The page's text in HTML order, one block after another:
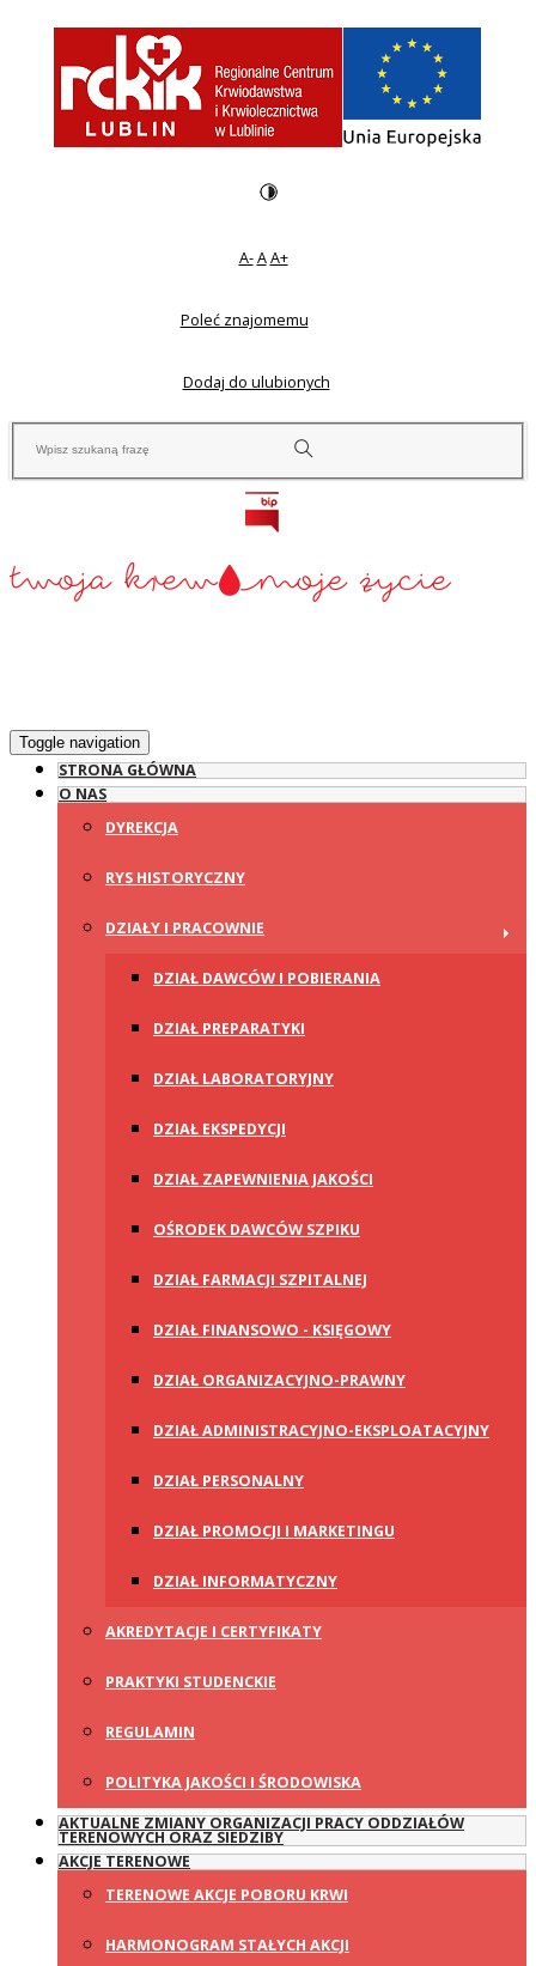
A- A A+
Poleć znajomemu
Dodaj do ulubionych
Toggle navigation
STRONA GŁÓWNA
O NAS
DYREKCJA
RYS HISTORYCZNY
DZIAŁY I PRACOWNIE
DZIAŁ DAWCÓW I POBIERANIA
DZIAŁ PREPARATYKI
DZIAŁ LABORATORYJNY
DZIAŁ EKSPEDYCJI
DZIAŁ ZAPEWNIENIA JAKOŚCI
OŚRODEK DAWCÓW SZPIKU
DZIAŁ FARMACJI SZPITALNEJ
DZIAŁ FINANSOWO - KSIĘGOWY
DZIAŁ ORGANIZACYJNO-PRAWNY
DZIAŁ ADMINISTRACYJNO-EKSPLOATACYJNY
DZIAŁ PERSONALNY
DZIAŁ PROMOCJI I MARKETINGU
DZIAŁ INFORMATYCZNY
AKREDYTACJE I CERTYFIKATY
PRAKTYKI STUDENCKIE
REGULAMIN
POLITYKA JAKOŚCI I ŚRODOWISKA
AKTUALNE ZMIANY ORGANIZACJI PRACY ODDZIAŁÓW
TERENOWYCH ORAZ SIEDZIBY
AKCJE TERENOWE
TERENOWE AKCJE POBORU KRWI
HARMONOGRAM STAŁYCH AKCJI